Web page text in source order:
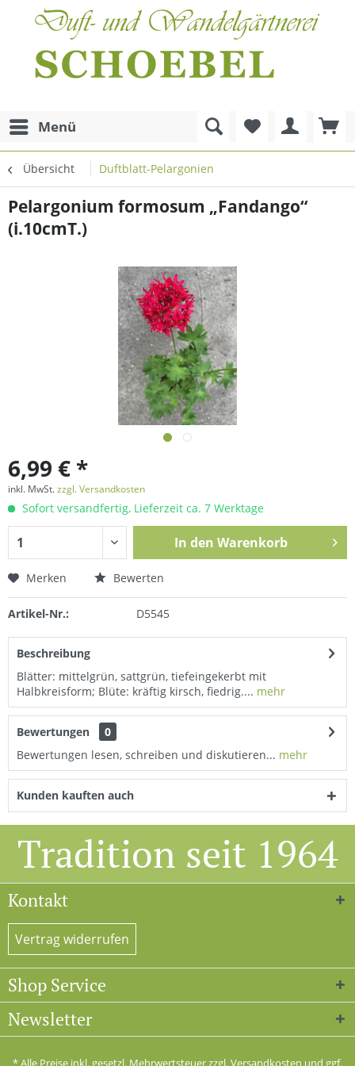
Menü
Übersicht Duftblatt-Pelargonien
Pelargonium formosum „Fandango“
(i.10cmT.)
6,99 € *
inkl. MwSt.zzgl. Versandkosten
Sofort versandfertig, Lieferzeit ca. 7 Werktage
In den Warenkorb
Merken Bewerten
Artikel-Nr.: D5545
Beschreibung
Blätter: mittelgrün, sattgrün, tiefeingekerbt mit
Halbkreisform; Blüte: kräftig kirsch, fiedrig.... mehr
Bewertungen
0
Bewertungen lesen, schreiben und diskutieren... mehr
Kunden kauften auch
Tradition seit 1964
Kontakt
Vertrag widerrufen
Shop Service
Newsletter
* Alle Preise inkl. gesetzl. Mehrwertsteuer zzgl.Versandkosten und ggf.